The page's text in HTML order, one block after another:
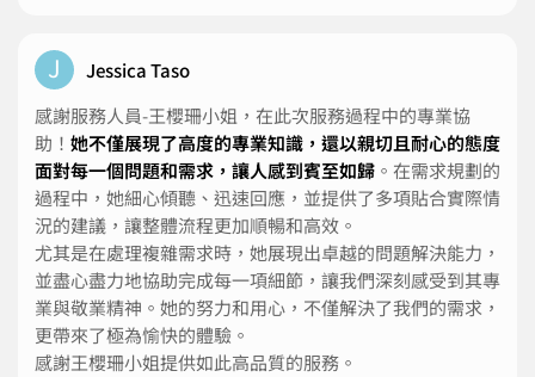
J
Jessica Taso
感謝服務人員-王櫻珊小姐，在此次服務過程中的專業協
助！ 她不僅展現了高度的專業知識，還以親切且耐心的態度
面對每一個問題和需求，讓人感到賓至如歸 。在需求規劃的
過程中，她細心傾聽、迅速回應，並提供了多項貼合實際情
況的建議，讓整體流程更加順暢和高效。
尤其是在處理複雜需求時，她展現出卓越的問題解決能力，
並盡心盡力地協助完成每一項細節，讓我們深刻感受到其專
業與敬業精神。她的努力和用心，不僅解決了我們的需求，
更帶來了極為愉快的體驗。
感謝王櫻珊小姐提供如此高品質的服務。